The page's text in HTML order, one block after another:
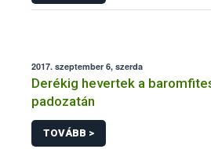
2017. szeptember 6, szerda
Derékig hevertek a
padozatán
TOVÁBB >